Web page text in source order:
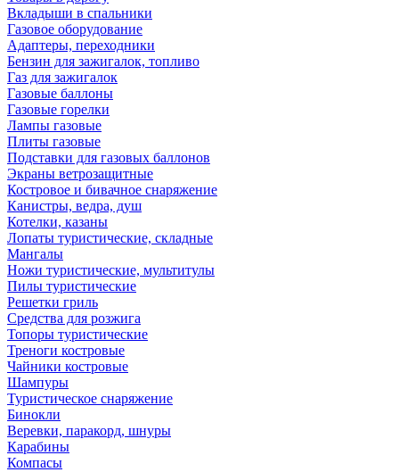
Вкладыши в спальники
Газовое оборудование
Адаптеры, переходники
Бензин для зажигалок, топливо
Газ для зажигалок
Газовые баллоны
Газовые горелки
Лампы газовые
Плиты газовые
Подставки для газовых баллонов
Экраны ветрозащитные
Костровое и бивачное снаряжение
Канистры, ведра, душ
Котелки, казаны
Лопаты туристические, складные
Мангалы
Ножи туристические, мультитулы
Пилы туристические
Решетки гриль
Средства для розжига
Топоры туристические
Треноги костровые
Чайники костровые
Шампуры
Туристическое снаряжение
Бинокли
Веревки, паракорд, шнуры
Карабины
Компасы